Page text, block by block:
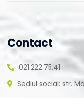
Contact
021.222.75.41
Sediul social: str.